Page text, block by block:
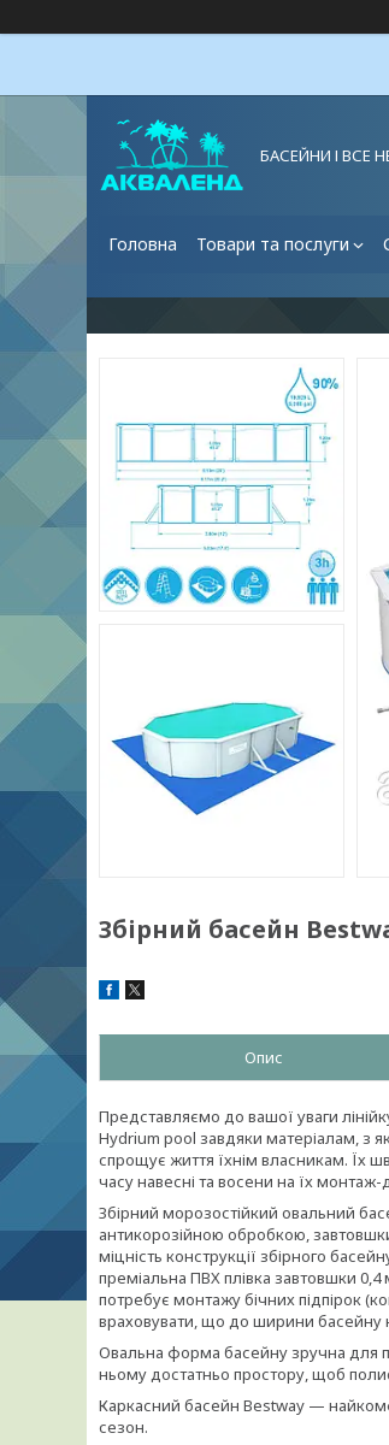
БАСЕЙНИ І ВСЕ
Головна Товари та послуги
Збірний басейн
Опис
Представляємо до вашої уваги
Hydrium pool завдяки матеріалам, з
спрощує життя їхнім власникам. Їх
часу навесні та восени на їх
Збірний морозостійкий овальний
антикорозійною обробкою,
міцність конструкції збірного
преміальна ПВХ плівка завтовшки
потребує монтажу бічних підпірок
враховувати, що до ширини басейну
Овальна форма басейну зручна для
ньому достатньо простору, щоб
Каркасний басейн Bestway —
сезон.